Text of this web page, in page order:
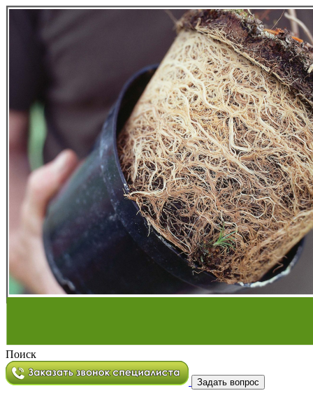
Поиск
Задать вопрос